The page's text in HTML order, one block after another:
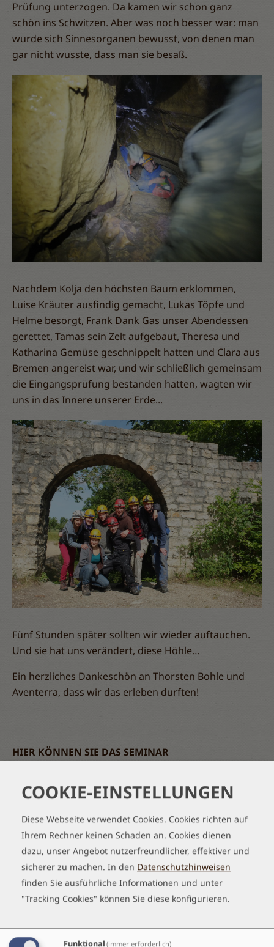
Prüfung unterzogen. Da kamen wir schon ganz
schön ins Schwitzen. Aber was noch besser war: man
wurde sich Sinnesorganen bewusst, von denen man
gar nicht wusste, dass man sie besaß.
Nachdem Kolja den höchsten Baum erklommen,
Luise Kräuter ausfindig gemacht, Lukas Töpfe und
Helme besorgt, Frank Dank Gas unser Abendessen
gerettet, Tamas sein Zelt aufgebaut, Theresa und
Katharina Gemüse geschnippelt hatten und Clara aus
Bremen angereist war, und wir schließlich gemeinsam
die Eingangsprüfung bestanden hatten, wagten wir
uns in das Innere unserer Erde...
Fünf Stunden später sollten wir wieder auftauchen.
Und sie hat uns verändert, diese Höhle…
Ein herzliches Dankeschön an Thorsten Bohle und
Aventerra, dass wir das erleben durften!
HIER KÖNNEN SIE DAS SEMINAR
Weiterbildung
Höhlenbefahrungen
Entdecken Sie die Unterwelt!
Weiterlesen...
handlerCOOKIE-EINSTELLUNGEN
Diese Webseite verwendet Cookies. Cookies richten auf
Ihrem Rechner keinen Schaden an. Cookies dienen
dazu, unser Angebot nutzerfreundlicher, effektiver und
sicherer zu machen. In den Datenschutzhinweisen
finden Sie ausführliche Informationen und unter
"Tracking Cookies" können Sie diese konfigurieren.
Funktional (immer erforderlich)